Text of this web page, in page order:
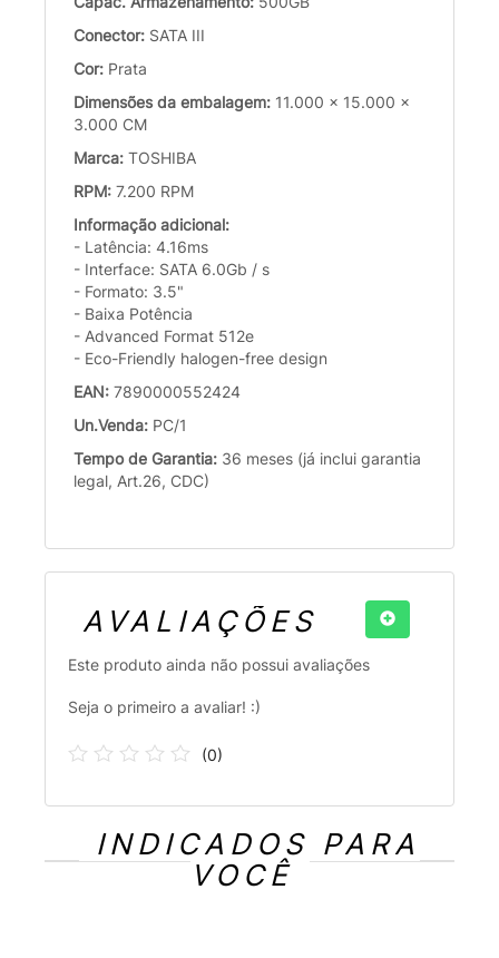
Conector: SATA III
Cor: Prata
Dimensões da embalagem: 11.000 x 15.000 x
3.000 CM
Marca: TOSHIBA
RPM: 7.200 RPM
Informação adicional:
- Latência: 4.16ms
- Interface: SATA 6.0Gb / s
- Formato: 3.5"
- Baixa Potência
- Advanced Format 512e
- Eco-Friendly halogen-free design
EAN: 7890000552424
Un.Venda: PC/1
Tempo de Garantia: 36 meses (já inclui garantia
legal, Art.26, CDC)
AVALIAÇÕES
Este produto ainda não possui avaliações
Seja o primeiro a avaliar! :)
(0)
INDICADOS PARA
VOCÊ